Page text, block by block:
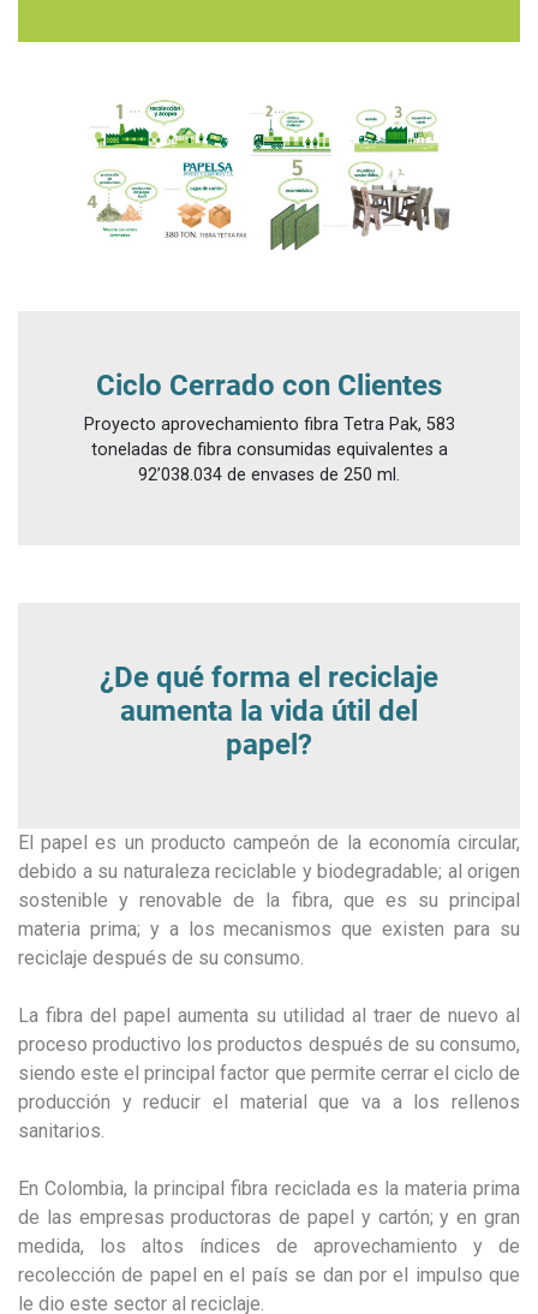
Ciclo Cerrado con Clientes
Proyecto aprovechamiento fibra Tetra Pak, 583
toneladas de fibra consumidas equivalentes a
92’038.034 de envases de 250 ml.
¿De qué forma el reciclaje
aumenta la vida útil del
papel?
El papel es un producto campeón de la economía circular,
debido a su naturaleza reciclable y biodegradable; al origen
sostenible y renovable de la fibra, que es su principal
materia prima; y a los mecanismos que existen para su
reciclaje después de su consumo.
La fibra del papel aumenta su utilidad al traer de nuevo al
proceso productivo los productos después de su consumo,
siendo este el principal factor que permite cerrar el ciclo de
producción y reducir el material que va a los rellenos
sanitarios.
En Colombia, la principal fibra reciclada es la materia prima
de las empresas productoras de papel y cartón; y en gran
medida, los altos índices de aprovechamiento y de
recolección de papel en el país se dan por el impulso que
le dio este sector al reciclaje.